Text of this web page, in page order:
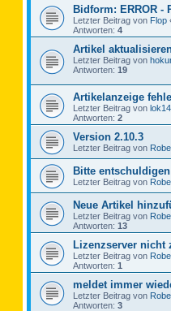
Bidform: ERROR -
Letzter Beitrag von Flop
Antworten: 4
Artikel
Letzter Beitrag von
Antworten: 19
Artikelanzeige
Letzter Beitrag von
Antworten: 2
Version 2.10.3
Letzter Beitrag von
Bitte
Letzter Beitrag von
Neue Artikel
Letzter Beitrag von
Antworten: 13
Lizenzserver nicht
Letzter Beitrag von
Antworten: 1
meldet immer
Letzter Beitrag von
Antworten: 3